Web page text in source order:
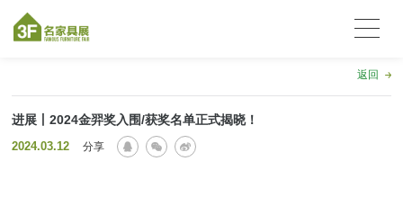
返回
进展丨2024金羿奖入围/获奖名单正式揭晓！
2024.03.12 分享